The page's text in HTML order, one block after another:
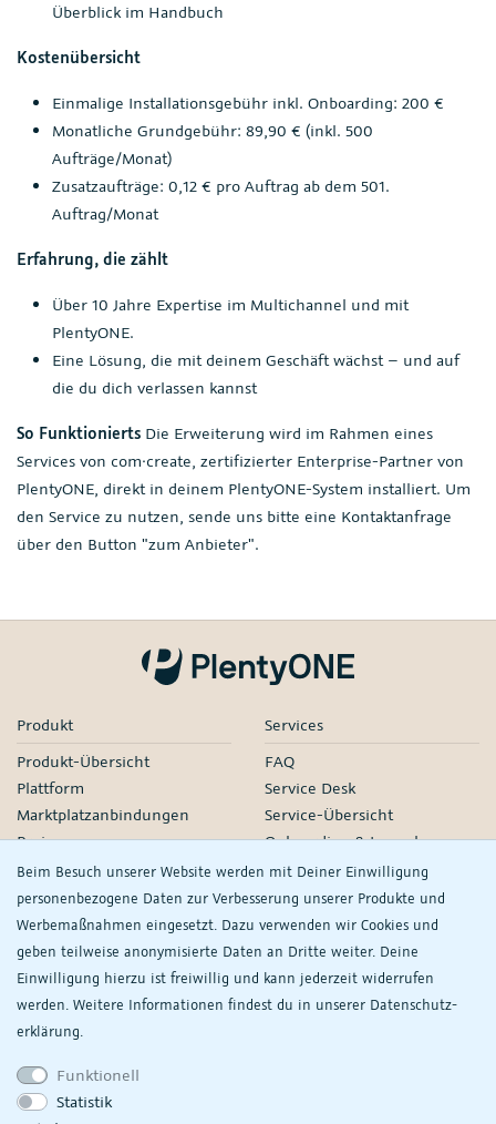
Beim Besuch unserer Website werden mit Deiner Einwilligung
personenbezogene Daten zur Verbesserung unserer Produkte und
Werbemaßnahmen eingesetzt. Dazu verwenden wir Cookies und
geben teilweise anonymisierte Daten an Dritte weiter. Deine
Einwilligung hierzu ist freiwillig und kann jederzeit widerrufen
werden. Weitere Informationen findest du in unserer Daten­schutz­
erklärung.
Funktionell
Statistik
Überblick im Handbuch
Kostenübersicht
Einmalige Installationsgebühr inkl. Onboarding: 200 €
Monatliche Grundgebühr: 89,90 € (inkl. 500
Aufträge/Monat)
Zusatzaufträge: 0,12 € pro Auftrag ab dem 501.
Auftrag/Monat
Erfahrung, die zählt
Über 10 Jahre Expertise im Multichannel und mit
PlentyONE.
Eine Lösung, die mit deinem Geschäft wächst – und auf
die du dich verlassen kannst
So Funktionierts Die Erweiterung wird im Rahmen eines
Services von com·create, zertifizierter Enterprise-Partner von
PlentyONE, direkt in deinem PlentyONE-System installiert. Um
den Service zu nutzen, sende uns bitte eine Kontaktanfrage
über den Button "zum Anbieter".
Produkt
Produkt-Übersicht
Plattform
Marktplatzanbindungen
Preise
Services
FAQ
Service Desk
Service-Übersicht
Onboarding & Launch
Services
Managed Services
Partner-Netzwerk
Webinare
Knowledge
plentyDevelopers
Product Information Hub
Unternehmen